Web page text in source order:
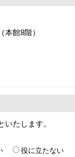
館8階）
たします。
役に立たない